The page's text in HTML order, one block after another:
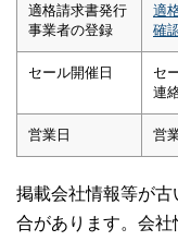
適格請求書発行
事業者の登録
適
確
セール開催日
セ
連
営業日 営
掲載会社情報等が
合があります。会